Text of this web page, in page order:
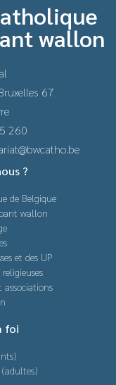
wallon
67
260
?
de Belgique
wallon
et des UP
associations
foi